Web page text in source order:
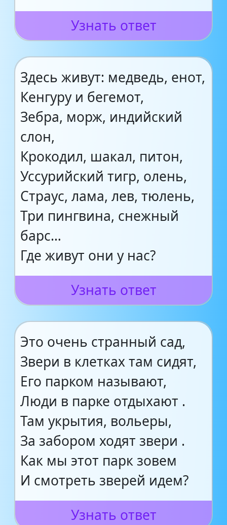
Узнать ответ
Здесь живут: медведь, енот,
Кенгуру и бегемот,
Зебра, морж, индийский
слон,
Крокодил, шакал, питон,
Уссурийский тигр, олень,
Страус, лама, лев, тюлень,
Три пингвина, снежный
барс…
Где живут они у нас?
Узнать ответ
Это очень странный сад,
Звери в клетках там сидят,
Его парком называют,
Люди в парке отдыхают .
Там укрытия, вольеры,
За забором ходят звери .
Как мы этот парк зовем
И смотреть зверей идем?
Узнать ответ